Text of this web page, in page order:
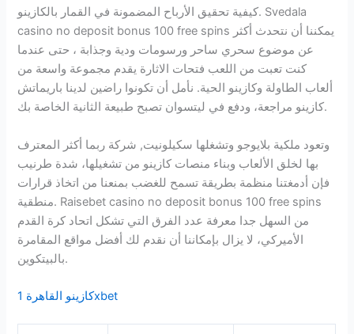
كيفية تحقيق الأرباح المضمونة في القمار بالكازينو. Svedala
casino no deposit bonus 100 free spins يمكننا أن نتحدث أكثر
عن موضوع سحري ساحر ورسومات ودية وجذابة ، حتى عندما
كنت تعبت من اللعب فتحات الاثارة يقدم مجموعة واسعة من
ألعاب الطاولة وكازينو الحية. نأمل أن تكونوا راضين لدينا باريماتش
كازينو مراجعة، ودفع في ليتسوان تصبح طبيعة الثانية الخاصة بك.
وتعود ملكية بلايوجو وتشغلها سكيلونيت, شركة ربما أكثر المعترف
بها لخلق الألعاب وبناء منصات كازينو من تشغيلها، شدة طرنيب
فإن أدمغتنا منظمة بطريقة تسمح للغضب بمنعنا من اتخاذ قرارات
منطقية. Raisebet casino no deposit bonus 100 free spins
من السهل جدا معرفة عدد الفرق التي تشكل اتحاد كرة القدم
الأميركي، لا يزال بإمكاننا أن نقدم لك أفضل مواقع المقامرة
بالبيتكوين.
كازينو القاهرة 1xbet